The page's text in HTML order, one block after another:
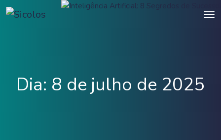
Dia: 8 de julho de 2025